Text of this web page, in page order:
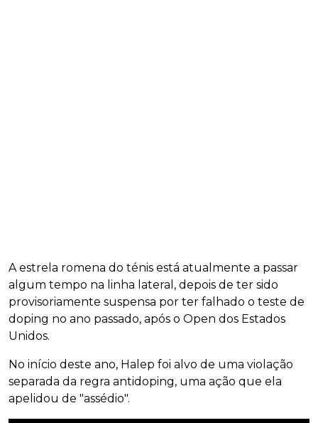
A estrela romena do ténis está atualmente a passar
algum tempo na linha lateral, depois de ter sido
provisoriamente suspensa por ter falhado o teste de
doping no ano passado, após o Open dos Estados
Unidos.
No início deste ano, Halep foi alvo de uma violação
separada da regra antidoping, uma ação que ela
apelidou de "assédio".